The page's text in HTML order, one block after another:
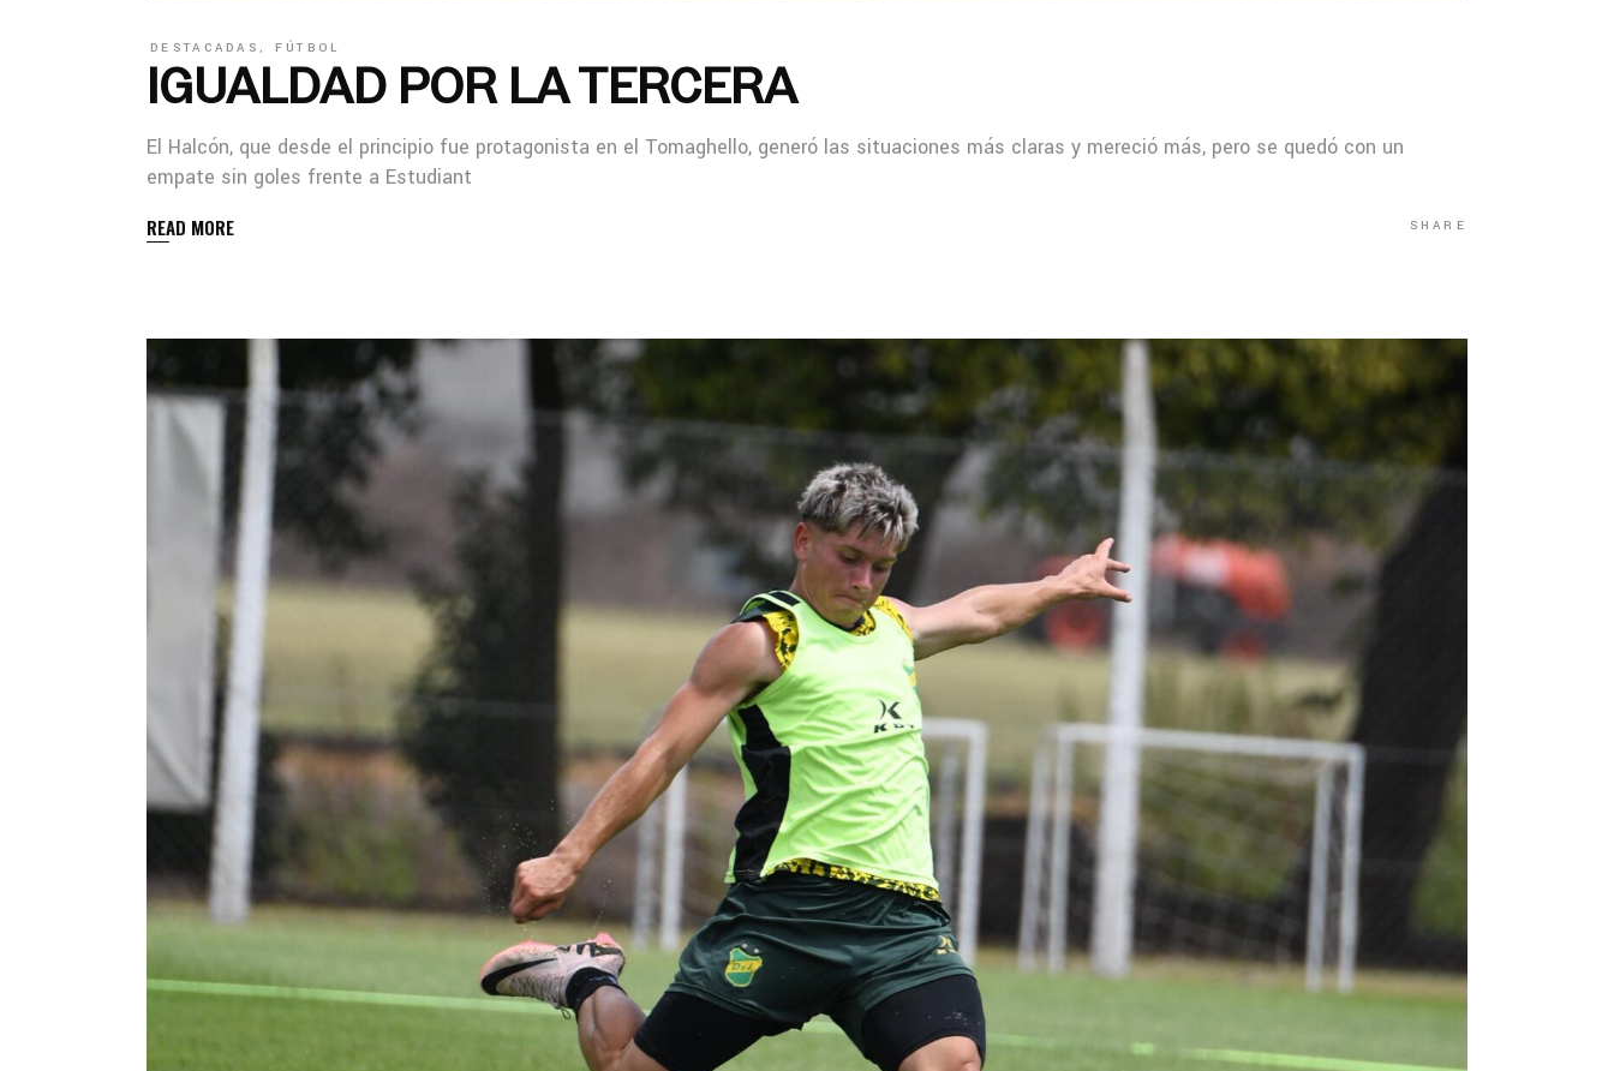
DESTACADAS, FÚTBOL
IGUALDAD POR LA TERCERA
El Halcón, que desde el principio fue protagonista en el Tomaghello, generó las situaciones más claras y mereció más, pero se quedó con un
empate sin goles frente a Estudiant
READ MORE SHARE